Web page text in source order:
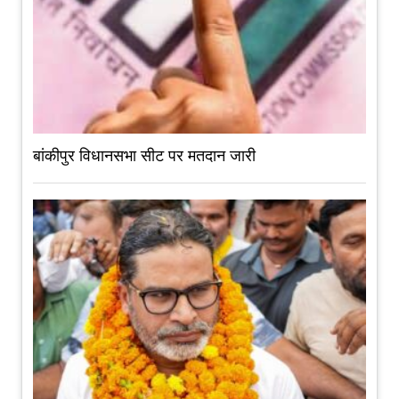
बांकीपुर विधानसभा सीट पर मतदान जारी